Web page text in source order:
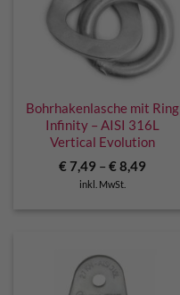
Bohrhakenlasche mit Ring
Infinity – AISI 316L
Vertical Evolution
€ 7,49 – € 8,49
inkl. MwSt.